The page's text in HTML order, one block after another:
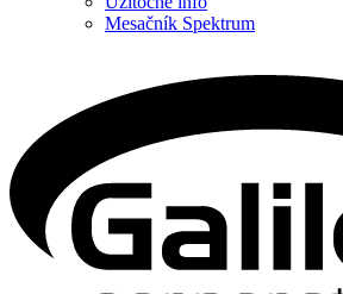
Mesačník Spektrum